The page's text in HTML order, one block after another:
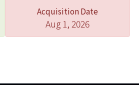
Acquisition Date
Aug 1, 2026